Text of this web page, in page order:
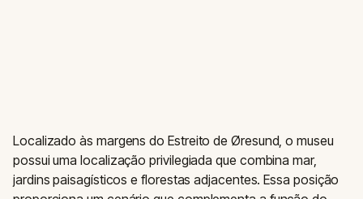
Localizado às margens do Estreito de Øresund, o museu
possui uma localização privilegiada que combina mar,
jardins paisagísticos e florestas adjacentes. Essa posição